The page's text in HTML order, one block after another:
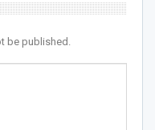
be published.